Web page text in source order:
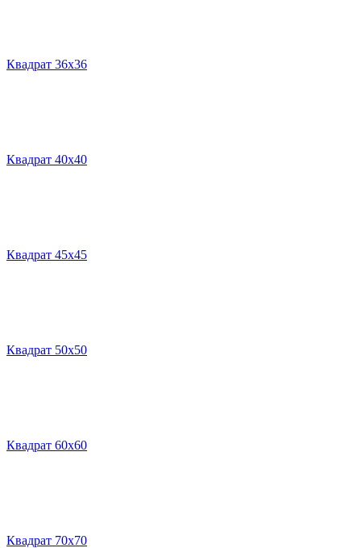
Квадрат 36х36
Квадрат 40х40
Квадрат 45х45
Квадрат 50х50
Квадрат 60х60
Квадрат 70х70